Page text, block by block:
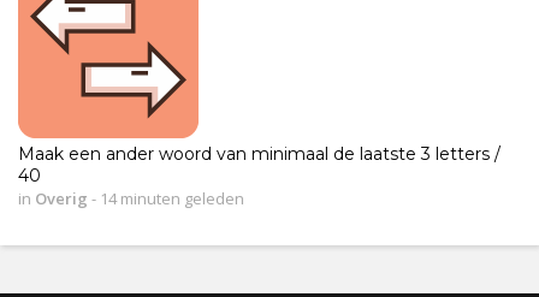
Maak een ander woord van minimaal de laatste 3 letters /
40
in Overig - 14 minuten geleden